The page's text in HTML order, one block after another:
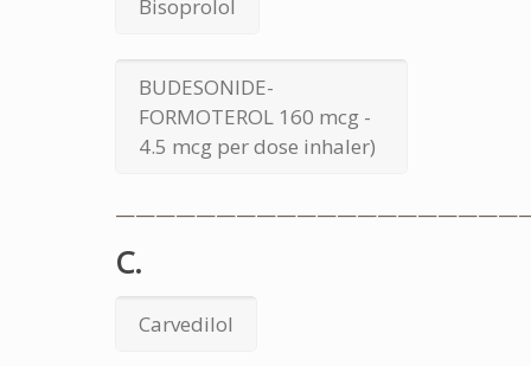
Bisoprolol
BUDESONIDE-
FORMOTEROL 160 mcg -
4.5 mcg per dose inhaler)
C.
Carvedilol